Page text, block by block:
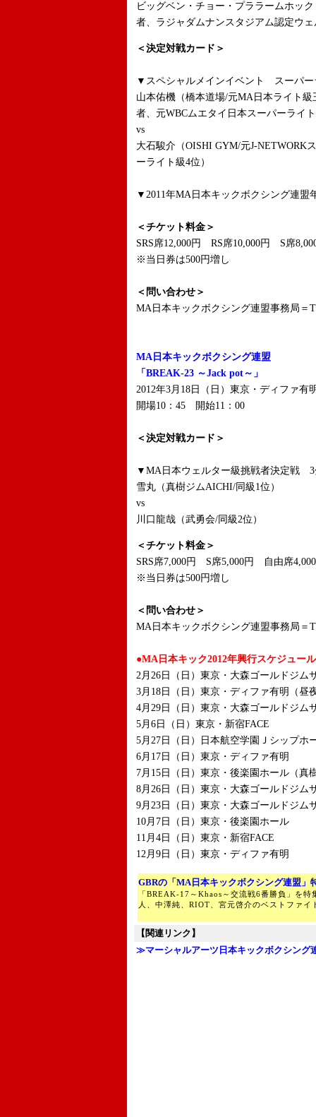
ビッグベン・チョー・プララームホッ
者、ラジャダムナンスタジアム認定ウ
＜決定対戦カード＞
▼スペシャルメインイベント スーパ
山本佑機（橋本道場/元MA日本ライト
者、元WBCムエタイ日本スーパーライ
vs
大石駿介（OISHI GYM/元J-NETWORK
ーライト級4位）
▼2011年MA日本キックボクシング連盟
＜チケット料金＞
SRS席12,000円 RS席10,000円 S席
※当日券は500円増し
＜問い合わせ＞
MA日本キックボクシング連盟事務局＝
MA日本キックボクシング連盟
「BREAK-23 ～Jack pot～」
2012年3月18日（日）東京・ディファ有
開場10：45 開始11：00
＜決定対戦カード＞
▼MA日本ウェルター級挑戦者決定戦 3
雪丸（真樹ジムAICHI/同級1位）
vs
川口龍哉（武勇会/同級2位）
＜チケット料金＞
SRS席7,000円 S席5,000円 自由席
※当日券は500円増し
＜問い合わせ＞
MA日本キックボクシング連盟事務局＝
●MA日本キック2012年興行スケジュール
2月26日（日）東京・大森ゴールドジム
3月18日（日）東京・ディファ有明（昼
4月29日（日）東京・大森ゴールドジム
5月6日（日）東京・新宿FACE
5月27日（日）日本航空学園Ｊシップ
6月17日（日）東京・ディファ有明
7月15日（日）東京・後楽園ホール（真
8月26日（日）東京・大森ゴールドジム
9月23日（日）東京・大森ゴールドジム
10月7日（日）東京・後楽園ホール
11月4日（日）東京・新宿FACE
12月9日（日）東京・ディファ有明
GBRの「MA日本キックボクシング連盟」
「BREAK-17～Khaos～交流戦6番勝負」を
人、中澤純、RIOT、宮元啓介のベストファイ
【関連リンク】
≫マーシャルアーツ日本キックボクシング